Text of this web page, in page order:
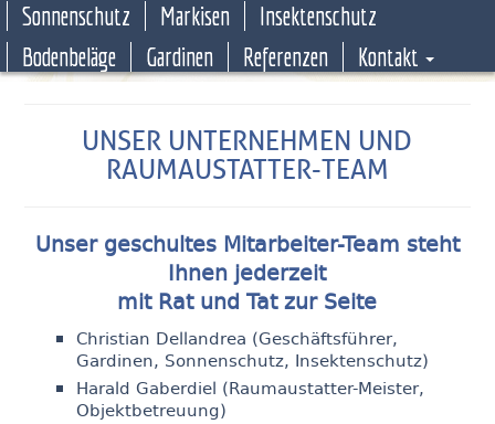
Sonnenschutz
Markisen
Insektenschutz
Bodenbeläge
Gardinen Referenzen Kontakt
UNSER UNTERNEHMEN UND
RAUMAUSTATTER-TEAM
Unser geschultes Mitarbeiter-Team steht
Ihnen jederzeit
mit Rat und Tat zur Seite
Christian Dellandrea (Geschäftsführer,
Gardinen, Sonnenschutz, Insektenschutz)
Harald Gaberdiel (Raumaustatter-Meister,
Objektbetreuung)